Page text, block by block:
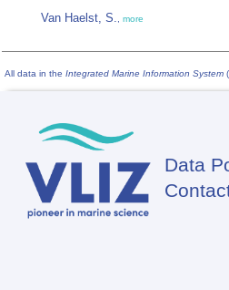
Van Haelst, S., more
All data in the Integrated Marine Information System
Data